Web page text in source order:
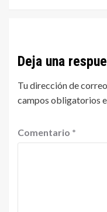
Deja una
Tu dirección de
campos obligatorios
Comentario *